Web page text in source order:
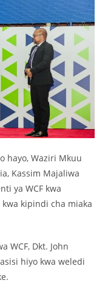
hayo, Waziri Mkuu
Kassim Majaliwa
ya WCF kwa
kipindi cha miaka
WCF, Dkt. John
hiyo kwa weledi